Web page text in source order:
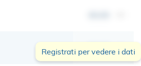
00,00 mt
Registrati per vedere i dati